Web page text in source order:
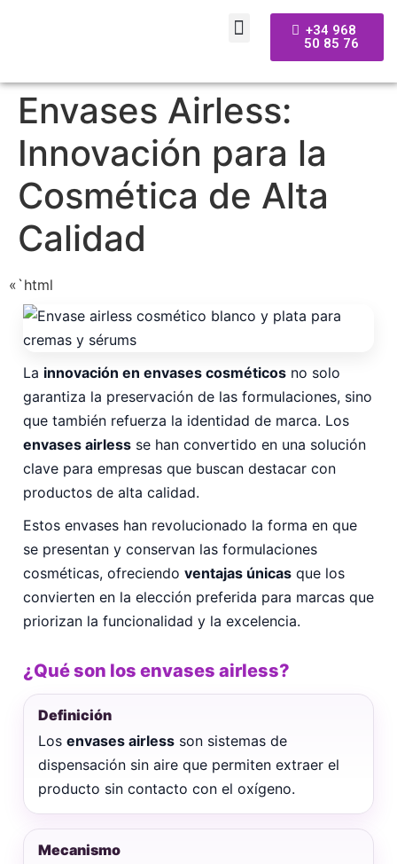
+34 968
50 85 76
Envases Airless:
Innovación para la
Cosmética de Alta
Calidad
«`html
La innovación en envases cosméticos no solo
garantiza la preservación de las formulaciones, sino
que también refuerza la identidad de marca. Los
envases airless se han convertido en una solución
clave para empresas que buscan destacar con
productos de alta calidad.
Estos envases han revolucionado la forma en que
se presentan y conservan las formulaciones
cosméticas, ofreciendo ventajas únicas que los
convierten en la elección preferida para marcas que
priorizan la funcionalidad y la excelencia.
¿Qué son los envases airless?
Definición
Los envases airless son sistemas de
dispensación sin aire que permiten extraer el
producto sin contacto con el oxígeno.
Mecanismo